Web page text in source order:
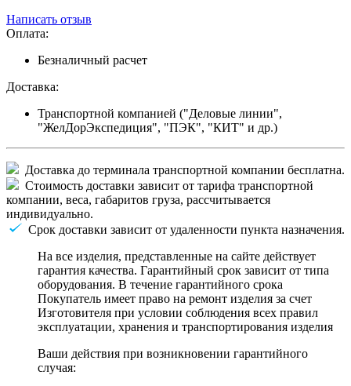
Написать отзыв
Оплата:
Безналичный расчет
Доставка:
Транспортной компанией ("Деловые линии",
"ЖелДорЭкспедиция", "ПЭК", "КИТ" и др.)
Доставка до терминала транспортной компании бесплатна.
Стоимость доставки зависит от тарифа транспортной
компании, веса, габаритов груза, рассчитывается
индивидуально.
Срок доставки зависит от удаленности пункта назначения.
На все изделия, представленные на сайте действует
гарантия качества. Гарантийный срок зависит от типа
оборудования. В течение гарантийного срока
Покупатель имеет право на ремонт изделия за счет
Изготовителя при условии соблюдения всех правил
эксплуатации, хранения и транспортирования изделия
Ваши действия при возникновении гарантийного
случая: